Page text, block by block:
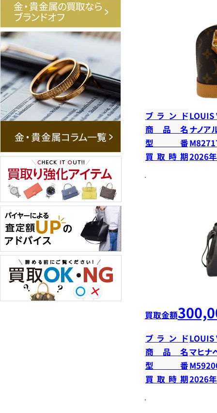
ブランドLOUIS
商品名 ナノア
型番
買取時期2026
買取金額
ブランドLOUIS
商品名マヒナ
型番
買取時期2026